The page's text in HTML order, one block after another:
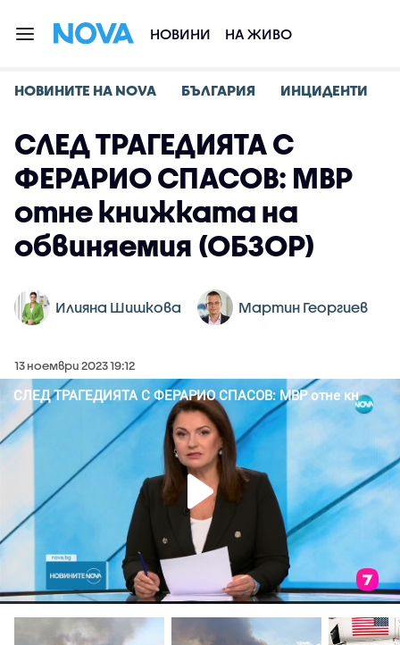
НОВИНИ НА ЖИВО
НОВИНИТЕ НА NOVA БЪЛГАРИЯ ИНЦИДЕНТИ
СЛЕД ТРАГЕДИЯТА С
ФЕРАРИО СПАСОВ: МВР
отне книжката на
обвиняемия (ОБЗОР)
Илияна Шишкова Мартин Георгиев
13 ноември 2023 19:12